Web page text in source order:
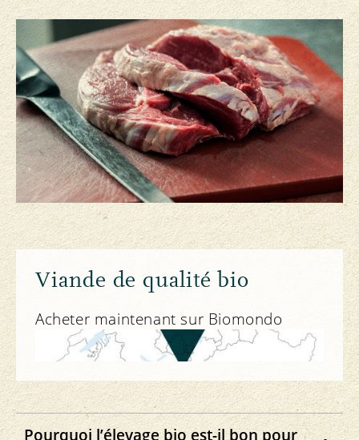
Viande de qualité bio
Acheter maintenant sur Biomondo
Pourquoi l’élevage bio est-il bon pour